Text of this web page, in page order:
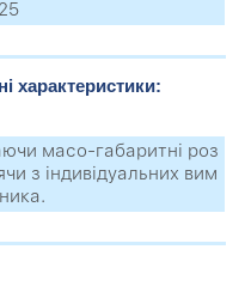
характеристики:
масо-габаритні роз
з індивідуальних вим